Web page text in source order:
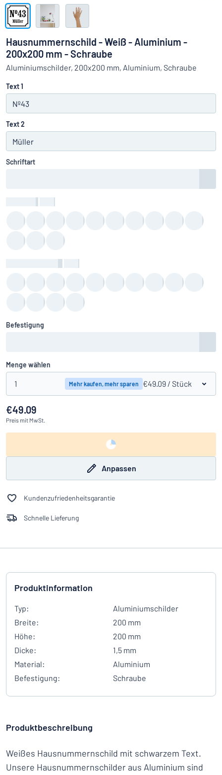
Das Gesuchte nicht gefunden?
Alle Kategorien anzeigen
Einloggen
Privat
Hausnummernschild - Weiß - Aluminium -
200x200 mm - Schraube
Aluminiumschilder, 200x200 mm, Aluminium, Schraube
Text 1
Text 2
Schriftart
Befestigung
Menge wählen
1 Mehr kaufen, mehr sparen €49.09 / Stück
€49.09
Preis mit MwSt.
Anpassen
Kundenzufriedenheitsgarantie
Schnelle Lieferung
Produktinformation
Typ:
Aluminiumschilder
Breite:
200 mm
Höhe:
200 mm
Dicke:
1,5 mm
Material:
Aluminium
Befestigung:
Schraube
Produktbeschreibung
Weißes Hausnummernschild mit schwarzem Text.
Unsere Hausnummernschilder aus Aluminium sind